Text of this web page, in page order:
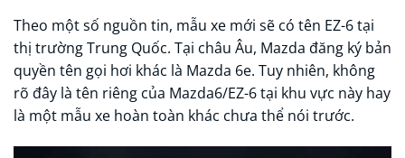
Theo một số nguồn tin, mẫu xe mới sẽ có tên EZ-6 tại
thị trường Trung Quốc. Tại châu Âu, Mazda đăng ký bản
quyền tên gọi hơi khác là Mazda 6e. Tuy nhiên, không
rõ đây là tên riêng của Mazda6/EZ-6 tại khu vực này hay
là một mẫu xe hoàn toàn khác chưa thể nói trước.